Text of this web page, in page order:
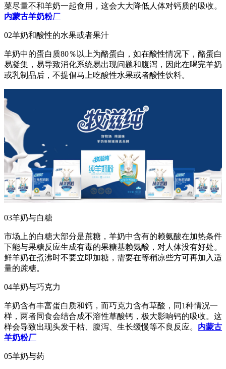
菜尽量不和羊奶一起食用，这会大大降低人体对钙质的吸收。
内蒙古羊奶粉厂
02羊奶和酸性的水果或者果汁
羊奶中的蛋白质80％以上为酪蛋白，如在酸性情况下，酪蛋白
易凝集，易导致消化系统易出现问题和腹泻，因此在喝完羊奶
或乳制品后，不提倡马上吃酸性水果或者酸性饮料。
03羊奶与白糖
市场上的白糖大部分是蔗糖，羊奶中含有的赖氨酸在加热条件
下能与果糖反应生成有毒的果糖基赖氨酸，对人体没有好处。
鲜羊奶在煮沸时不要立即加糖，需要在等稍凉些方可再加入适
量的蔗糖。
04羊奶与巧克力
羊奶含有丰富蛋白质和钙，而巧克力含有草酸，同1种情况一
样，两者同食会结合成不溶性草酸钙，极大影响钙的吸收。这
样会导致出现头发干枯、腹泻、生长缓慢等不良反应。 内蒙古
羊奶粉厂
05羊奶与药